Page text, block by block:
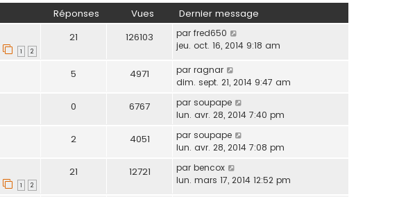
Réponses Vues Dernier message
1 2
21 126103 par fred650
jeu. oct. 16, 2014 9:18 am
5 4971 par ragnar
dim. sept. 21, 2014 9:47 am
0 6767 par soupape
lun. avr. 28, 2014 7:40 pm
2 4051 par soupape
lun. avr. 28, 2014 7:08 pm
1 2
21 12721 par bencox
lun. mars 17, 2014 12:52 pm